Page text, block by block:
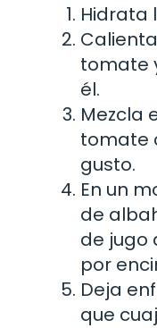
Hidrata
tomate
él.
Mezcla
tomate
gusto.
En un
de
de jugo
por
Deja
que